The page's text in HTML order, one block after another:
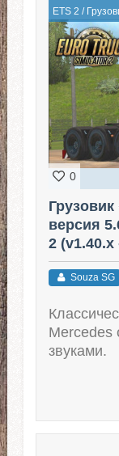
ETS 2 /
0
версия
2 (v1.40.x
Souza SG
Mercedes
звуками.